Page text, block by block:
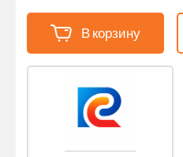
В корзину